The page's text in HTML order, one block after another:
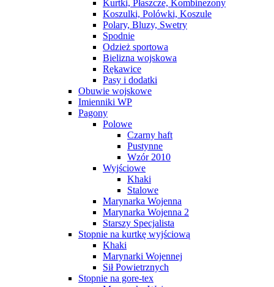
Kurtki, Płaszcze, Kombinezony
Koszulki, Polówki, Koszule
Polary, Bluzy, Swetry
Spodnie
Odzież sportowa
Bielizna wojskowa
Rękawice
Pasy i dodatki
Obuwie wojskowe
Imienniki WP
Pagony
Polowe
Czarny haft
Pustynne
Wzór 2010
Wyjściowe
Khaki
Stalowe
Marynarka Wojenna
Marynarka Wojenna 2
Starszy Specjalista
Stopnie na kurtkę wyjściową
Khaki
Marynarki Wojennej
Sił Powietrznych
Stopnie na gore-tex